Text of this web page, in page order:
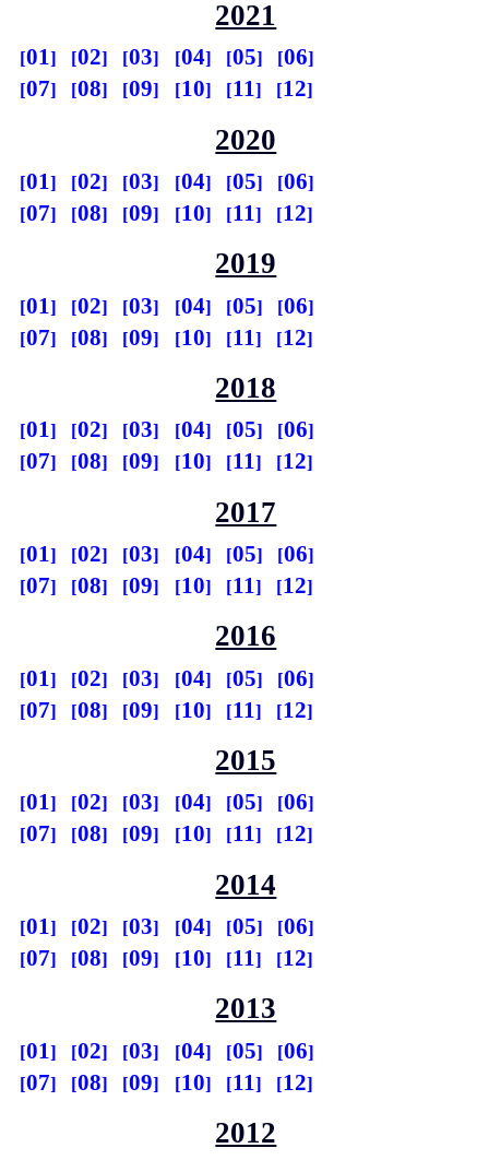
2021
01 02 03 04 05
06
07
08 09 10 11 12
2020
01 02 03 04 05
06
07
08 09 10 11 12
2019
01 02 03 04 05
06
07
08 09 10 11 12
2018
01 02 03 04 05
06
07
08 09 10 11 12
2017
01 02 03 04 05
06
07
08 09 10 11 12
2016
01 02 03 04 05
06
07
08 09 10 11 12
2015
01 02 03 04 05
06
07
08 09 10 11 12
2014
01 02 03 04 05
06
07
08 09 10 11 12
2013
01 02 03 04 05
06
07
08 09 10 11 12
2012